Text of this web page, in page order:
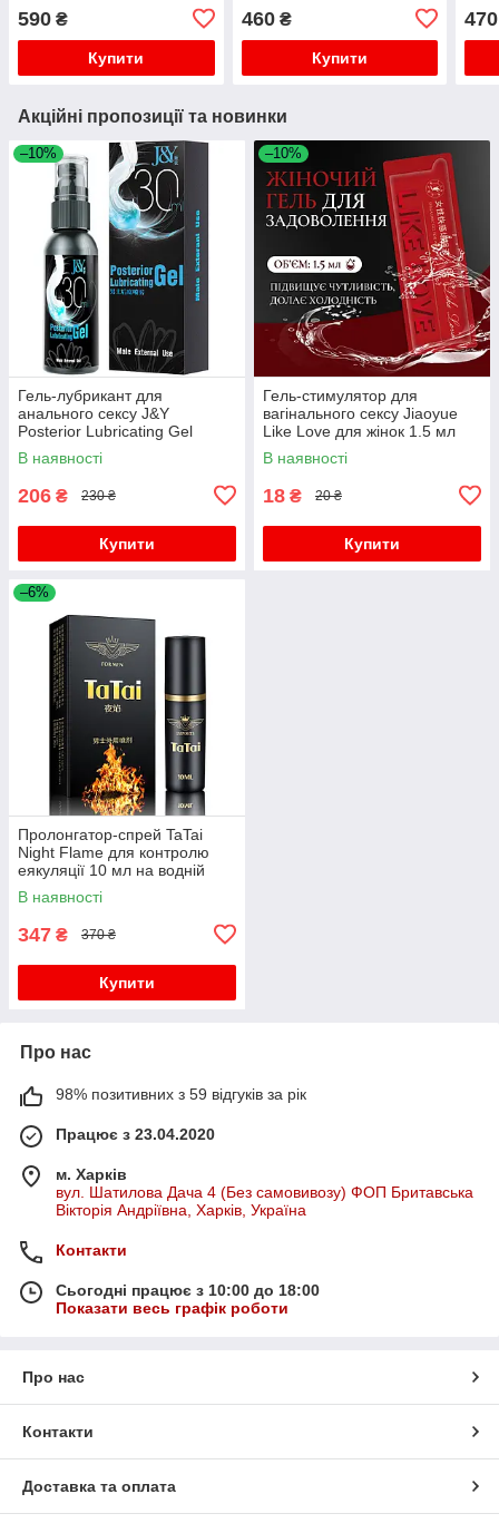
590 ₴
Купити
460₴
Купити
470
Акційні пропозиції та новинки
–10%
Гель-лубрикант для
анального сексу J&Y
Posterior Lubricating Gel
водний 20 мл з ефектом
розслаблення
В наявності
206 ₴ 230 ₴
Купити
–10%
Гель-стимулятор для
вагінального сексу Jiaoyue
Like Love для жінок 1.5 мл
без запаху
В наявності
18 ₴ 20 ₴
Купити
–6%
Пролонгатор-спрей TaTai
Night Flame для контролю
еякуляції 10 мл на водній
основі
В наявності
347 ₴ 370 ₴
Купити
Про нас
98% позитивних з 59 відгуків за рік
Працює з 23.04.2020
м. Харків
вул. Шатилова Дача 4 (Без самовивозу) ФОП Бритавська
Вікторія Андріївна, Харків, Україна
Контакти
Сьогодні працює з 10:00 до 18:00
Показати весь графік роботи
Про нас
Контакти
Доставка та оплата